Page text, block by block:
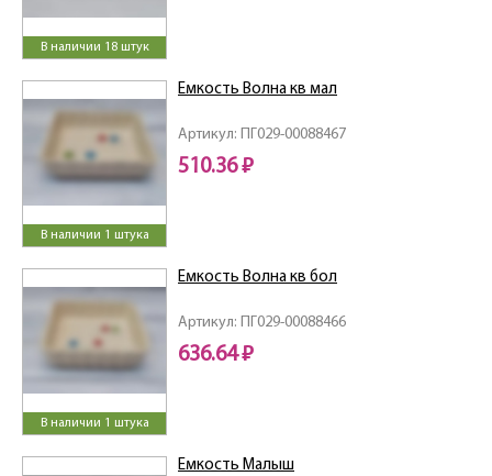
В наличии 18 штук
В наличии 1 штука
Артикул: ПГ029-00088467
Емкость Волна кв мал
510.36 ₽
В наличии 1 штука
Артикул: ПГ029-00088466
Емкость Волна кв бол
636.64 ₽
Емкость Малыш